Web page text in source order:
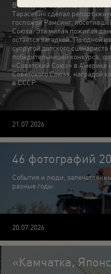
В 1968 году выдающийся
Тарасевич сделал
госпожой Рамсинг,
Союза. Эта милая пожилая
остается загадкой. По одной
супругой датского
победительницей конкурса,
«Советский Союз» в Америке
Советского Союза, наградой
в СССР.
21.07.2026
46 фотографий
События и люди,
разные годы.
20.07.2026
«Камчатка,